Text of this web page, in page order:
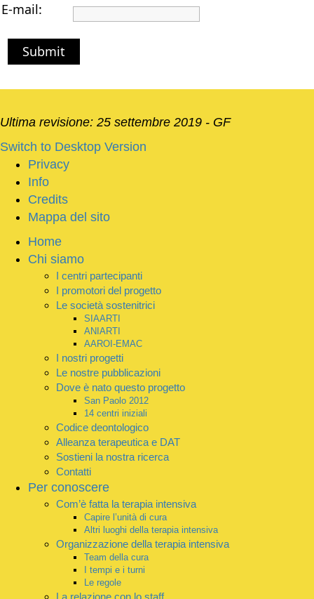
E-mail:
Submit
Ultima revisione: 25 settembre 2019 - GF
Switch to Desktop Version
Privacy
Info
Credits
Mappa del sito
Home
Chi siamo
I centri partecipanti
I promotori del progetto
Le società sostenitrici
SIAARTI
ANIARTI
AAROI-EMAC
I nostri progetti
Le nostre pubblicazioni
Dove è nato questo progetto
San Paolo 2012
14 centri iniziali
Codice deontologico
Alleanza terapeutica e DAT
Sostieni la nostra ricerca
Contatti
Per conoscere
Com’è fatta la terapia intensiva
Capire l’unità di cura
Altri luoghi della terapia intensiva
Organizzazione della terapia intensiva
Team della cura
I tempi e i turni
Le regole
La relazione con lo staff